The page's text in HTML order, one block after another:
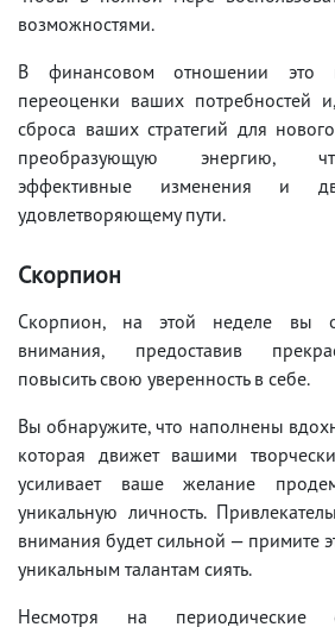
возможностями.
В финансовом отношении это
переоценки ваших потребностей
сброса ваших стратегий для
преобразующую энергию,
эффективные изменения и
удовлетворяющему пути.
Скорпион
Скорпион, на этой неделе вы
внимания, предоставив
повысить свою уверенность в себе.
Вы обнаружите, что наполнены
которая движет вашими
усиливает ваше желание
уникальную личность.
внимания будет сильной — примите
уникальным талантам сиять.
Несмотря на периодические